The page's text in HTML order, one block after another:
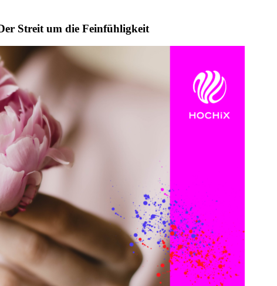
Streit um die Feinfühligkeit